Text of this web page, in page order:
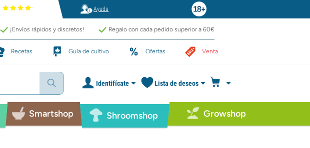
Ayuda
¡Envíos rápidos y discretos! Regalo con cada pedido superior a 60€
Recetas Guía de cultivo Ofertas Venta
Identifícate Lista de deseos
Smartshop Shroomshop Growshop